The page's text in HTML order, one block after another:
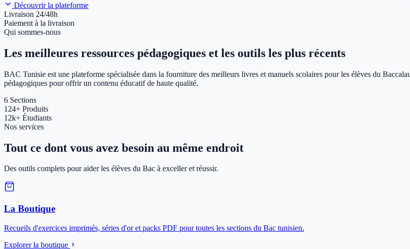
Découvrir la plateforme
Livraison 24/48h
Paiement à la livraison
Qui sommes-nous
Les meilleures ressources pédagogiques et les outils les plus récents
BAC Tunisie est une plateforme spécialisée dans la fourniture des meilleurs livres et manuels scolaires pour les élèves du
pédagogiques pour offrir un contenu éducatif de haute qualité.
6 Sections
124+ Produits
12k+ Étudiants
Nos services
Tout ce dont vous avez besoin au même endroit
Des outils complets pour aider les élèves du Bac à exceller et réussir.
La Boutique
Recueils d'exercices imprimés, séries d'or et packs PDF pour toutes les sections du Bac tunisien.
Explorer la boutique